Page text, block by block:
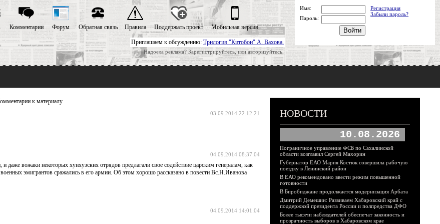
Приглашаем к обсуждению: Трилогия "Китобои" А. Вахова.
Надоела реклама? Зарегистрируйтесь, или авторизуйтесь.
Комментарии Форум Обратная связь Правила Поддержать проект Мобильная версия
Имя:
Регистрация
Забыли пароль?
Пароль:
к материалу
03.09.2014 22:12:21
04.09.2014 08:37:04
вожаки некоторых хунхузских отрядов предлагали свое содействие царским генералам, как
эмигрантов сражались в его армии. Об этом хорошо рассказано в повести Вс.Н.Иванова
04.09.2014 14:01:04
НОВОСТИ
10.08.2026
Пограничное управление ФСБ по Сахалинской
области возглавил Сергей Махорин
Губернатор ЕАО Мария Костюк совершила рабочую
поездку в Ленинский район
В ЕАО рекомендовано ввести режим повышенной
готовности
В Биробиджане продолжается модернизация Арбата
Дмитрий Демешин: Развиваем Хабаровский край с
поддержкой президента России и полпредства ДФО
Более тысячи наблюдателей обеспечат законность и
прозрачность выборов в Хабаровском крае